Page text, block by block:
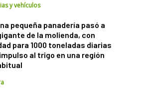
y vehículos
pequeña panadería pasó a
de la molienda, con
para 1000 toneladas diarias
al trigo en una región